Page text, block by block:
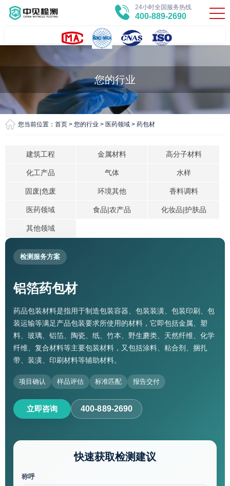
24小时全国服务热线
400-889-2690
您的行业
您当前位置： 首页 > 您的行业 > 医药领域 > 药包材
建筑工程 金属材料 高分子材料
化工产品 气体 水样
固废|危废 环境其他 香料调料
医药领域 食品|农产品 化妆品|护肤品
其他领域
检测服务方案
铝箔药包材
药品包装材料是指用于制造包装容器、包装装潢、包装印刷、包
装运输等满足产品包装要求所使用的材料，它即包括金属、塑
料、玻璃、铝箔、陶瓷、纸、竹本、野生蘑类、天然纤维、化学
纤维、复合材料等主要包装材料，又包括涂料、粘合剂、捆扎
带、装潢、印刷材料等辅助材料。
项目确认 样品评估 标准匹配 报告交付
立即咨询 400-889-2690
快速获取检测建议
称呼